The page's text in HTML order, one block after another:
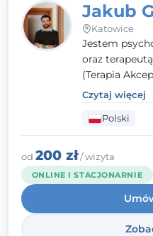
Jakub
Katowice
Jestem
oraz
(Terapia
kontakcie z
mnie
pełna
to wspólne
zespół, który
Czytaj więcej
Polski
od 200 zł/ wizyta
ONLINE I STACJONARNIE